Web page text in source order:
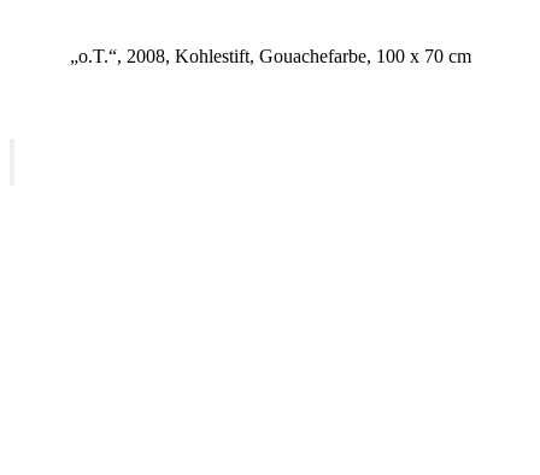
„o.T.“, 2008, Kohlestift, Gouachefarbe, 100 x 70 cm